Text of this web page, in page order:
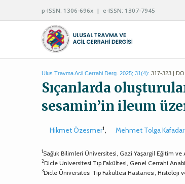
p-ISSN: 1306-696x | e-ISSN: 1307-7945
Ulus Travma Acil Cerrahi Derg. 2025; 31(4): 317-323 |
Sıçanlarda
sesamin’in ileum
Hikmet Özesmer1, Mehmet Tolga Kafadar
1Sağlık Bilimleri Üniversitesi, Gazi Yaşargil Eğitim
2Dicle Üniversitesi Tıp Fakültesi, Genel Cerrahi
3Dicle Üniversitesi Tıp Fakültesi Hastanesi, Histoloji